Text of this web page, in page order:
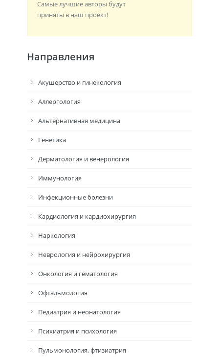
Самые лучшие авторы будут
приняты в наш проект!
Направления
Акушерство и гинекология
Аллергология
Альтернативная медицина
Генетика
Дерматология и венерология
Иммунология
Инфекционные болезни
Кардиология и кардиохирургия
Наркология
Неврология и нейрохирургия
Онкология и гематология
Офтальмология
Педиатрия и неонатология
Психиатрия и психология
Пульмонология, фтизиатрия